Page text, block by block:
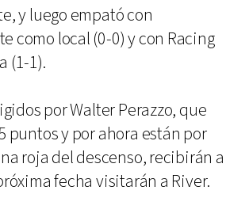
y luego empató con
como local (0-0) y con Racing
(1-1).
por Walter Perazzo, que
puntos y por ahora están por
roja del descenso, recibirán a
fecha visitarán a River.